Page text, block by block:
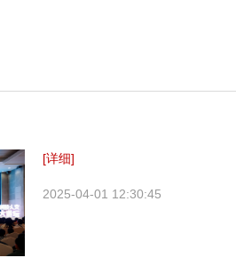
[详细]
2025-04-01 12:30:45